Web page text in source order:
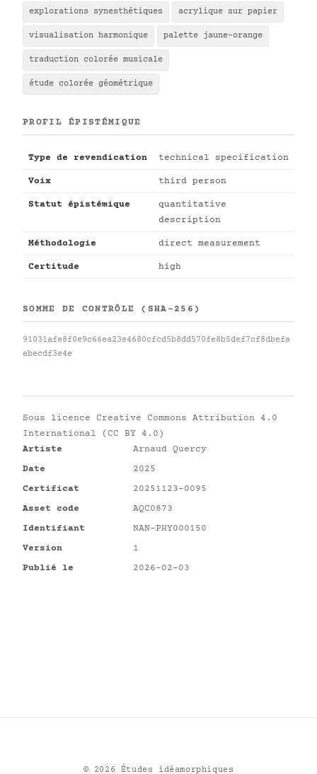
explorations synesthétiques acrylique sur papier
visualisation harmonique palette jaune-orange
traduction colorée musicale
étude colorée géométrique
PROFIL ÉPISTÉMIQUE
Type de revendication technical specification
Voix third person
Statut épistémique
quantitative
description
Méthodologie direct measurement
Certitude high
SOMME DE CONTRÔLE (SHA-256)
91031afe8f0e9c66ea23e4680cfcd5b8dd570fe8b5def7cf8dbefa
ebecdf3e4e
Sous licence Creative Commons Attribution 4.0
International (CC BY 4.0)
Artiste
Arnaud Quercy
Date
2025
Certificat
20251123-0095
Asset code
AQC0873
Identifiant
NAN-PHY000150
Version
1
Publié le
2026-02-03
© 2026 Études idéamorphiques